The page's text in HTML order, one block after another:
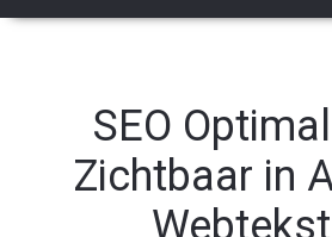
SEO
Zichtbaar in